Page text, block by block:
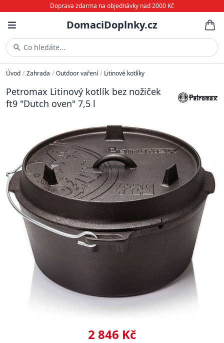
Doprava zdarma na objednávky nad 2000 Kč
DomaciDoplnky.cz
Co hledáte...
Úvod / Zahrada / Outdoor vaření / Litinové kotlíky
Petromax Litinový kotlík bez nožiček
ft9 "Dutch oven" 7,5 l
2 846 Kč